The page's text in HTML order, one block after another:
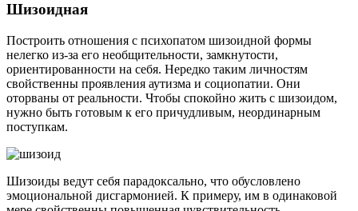
Шизоидная
Построить отношения с психопатом шизоидной формы
нелегко из-за его необщительности, замкнутости,
ориентированности на себя. Нередко таким личностям
свойственны проявления аутизма и социопатии. Они
оторваны от реальности. Чтобы спокойно жить с шизоидом,
нужно быть готовым к его причудливым, неординарным
поступкам.
Шизоиды ведут себя парадоксально, что обусловлено
эмоциональной дисгармонией. К примеру, им в одинаковой